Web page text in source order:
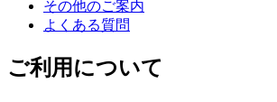
その他のご案内
よくある質問
ご利用について